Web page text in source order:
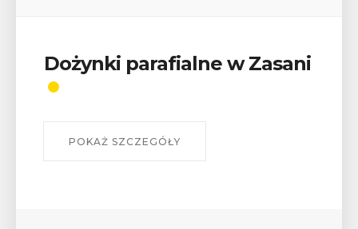
parafialne w Zasani
POKAŻ SZCZEGÓŁY